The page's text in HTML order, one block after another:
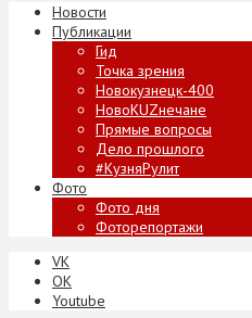
Новости
Публикации
Гид
Точка зрения
Новокузнецк-400
НовоKUZнечане
Прямые вопросы
Дело прошлого
#КузняРулит
Фото
Фото дня
Фоторепортажи
VK
ОК
Youtube